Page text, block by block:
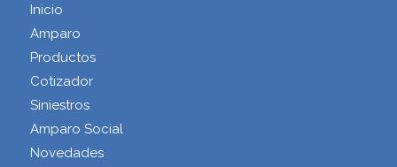
Inicio
Amparo
Productos
Cotizador
Siniestros
Amparo Social
Novedades